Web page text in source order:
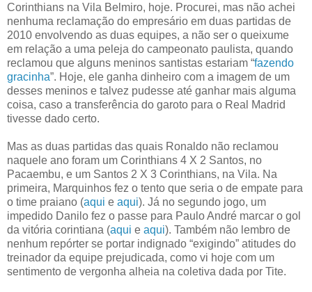
Corinthians na Vila Belmiro, hoje. Procurei, mas não achei
nenhuma reclamação do empresário em duas partidas de
2010 envolvendo as duas equipes, a não ser o queixume
em relação a uma peleja do campeonato paulista, quando
reclamou que alguns meninos santistas estariam “fazendo
gracinha”. Hoje, ele ganha dinheiro com a imagem de um
desses meninos e talvez pudesse até ganhar mais alguma
coisa, caso a transferência do garoto para o Real Madrid
tivesse dado certo.
Mas as duas partidas das quais Ronaldo não reclamou
naquele ano foram um Corinthians 4 X 2 Santos, no
Pacaembu, e um Santos 2 X 3 Corinthians, na Vila. Na
primeira, Marquinhos fez o tento que seria o de empate para
o time praiano (aqui e aqui). Já no segundo jogo, um
impedido Danilo fez o passe para Paulo André marcar o gol
da vitória corintiana (aqui e aqui). Também não lembro de
nenhum repórter se portar indignado “exigindo” atitudes do
treinador da equipe prejudicada, como vi hoje com um
sentimento de vergonha alheia na coletiva dada por Tite.